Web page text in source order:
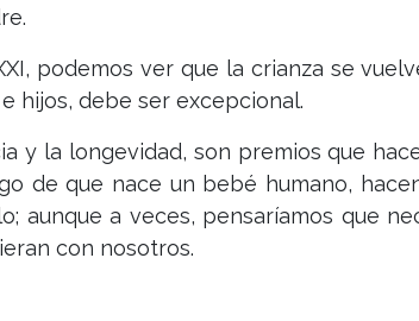
podemos ver que la crianza se
hijos, debe ser excepcional.
y la longevidad, son premios que
de que nace un bebé humano,
aunque a veces, pensaríamos que
con nosotros.